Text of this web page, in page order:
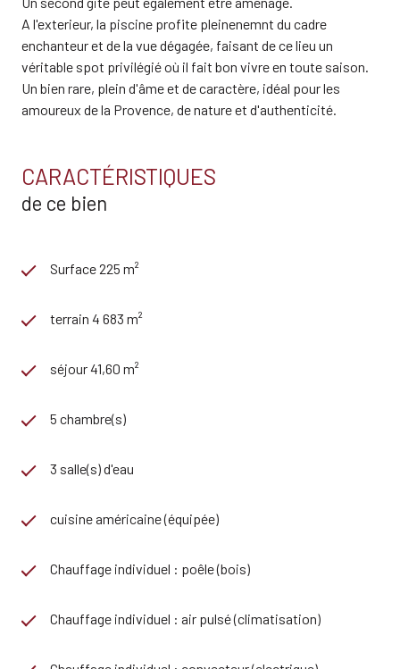
A l'exterieur, la piscine profite pleinenemnt du cadre
enchanteur et de la vue dégagée, faisant de ce lieu un
véritable spot privilégié où il fait bon vivre en toute saison.
Un bien rare, plein d'âme et de caractère, idéal pour les
amoureux de la Provence, de nature et d'authenticité.
CARACTÉRISTIQUES
de ce bien
Surface 225 m²
terrain 4 683 m²
séjour 41,60 m²
5 chambre(s)
3 salle(s) d'eau
cuisine américaine (équipée)
Chauffage individuel : poêle (bois)
Chauffage individuel : air pulsé (climatisation)